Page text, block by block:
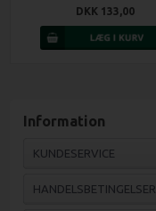
DKK 133,00
Information
KUNDESERVICE
HANDELSBETINGELSER